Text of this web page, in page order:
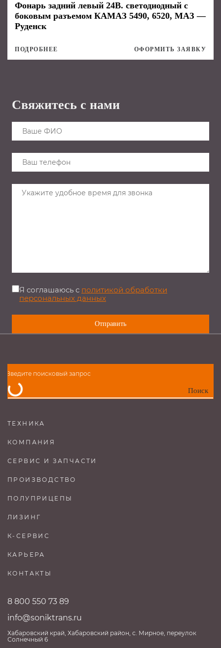
Фонарь задний левый 24В. светодиодный с
боковым разъемом КАМАЗ 5490, 6520, МАЗ —
Руденск
ПОДРОБНЕЕ ОФОРМИТЬ ЗАЯВКУ
Свяжитесь с нами
Я соглашаюсь с политикой обработки
персональных данных
8 800 550 73 89
info@soniktrans.ru
Хабаровский край, Хабаровский район, с. Мирное, переулок
Солнечный 6
ТЕХНИКА
КОМПАНИЯ
СЕРВИС И ЗАПЧАСТИ
ПРОИЗВОДСТВО
ПОЛУПРИЦЕПЫ
ЛИЗИНГ
К-СЕРВИС
КАРЬЕРА
КОНТАКТЫ
Поиск